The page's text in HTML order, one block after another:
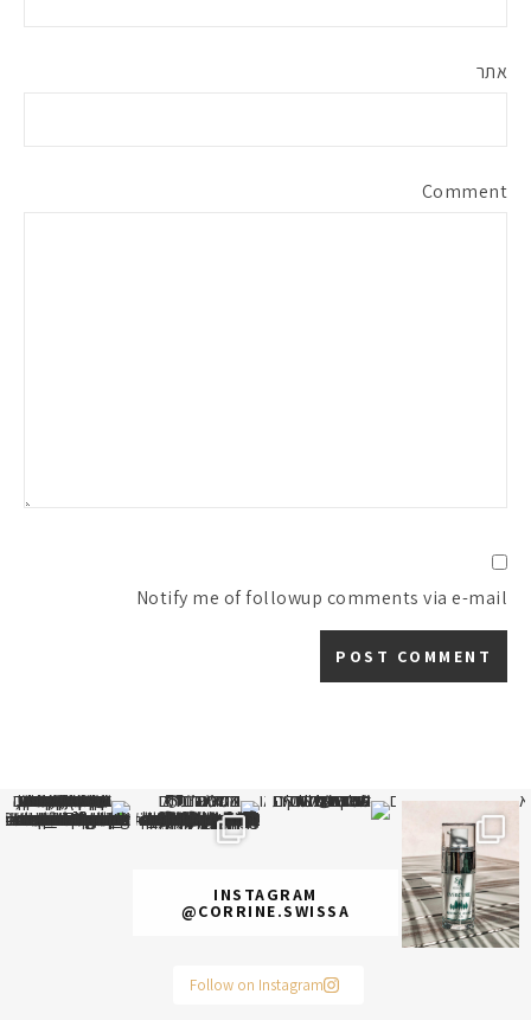
אתר
Comment
Notify me of followup comments via e-mail
INSTAGRAM
@CORRINE.SWISSA
תמונה כבר חודשיים
איזו אהבתם יותר? הראשונה או
Follow on Instagram